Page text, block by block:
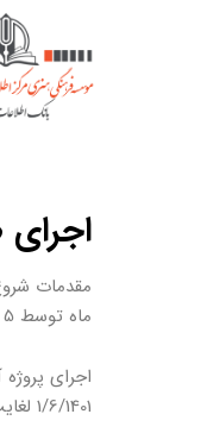
مقدمات
ماه توسط 5 نفر از ماموران آمارگیر آغاز شد،
اجرای
1/6/1401 لغایت 31/6/1401 اجرا شده است.